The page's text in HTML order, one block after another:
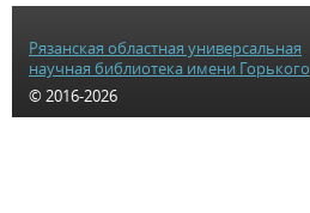
Рязанская областная универсальная
научная библиотека имени Горького
© 2016-2026